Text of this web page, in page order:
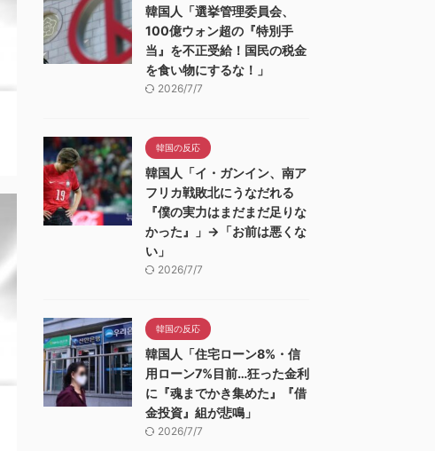
韓国人「選挙管理委員会、
100億ウォン超の『特別手
当』を不正受給！国民の税金
を食い物にするな！」
2026/7/7
韓国の反応
韓国人「イ・ガンイン、南ア
フリカ戦敗北にうなだれる
『僕の実力はまだまだ足りな
かった』」→「お前は悪くな
い」
2026/7/7
韓国の反応
韓国人「住宅ローン8%・信
用ローン7%目前…狂った金利
に『魂までかき集めた』『借
金投資』組が悲鳴」
2026/7/7